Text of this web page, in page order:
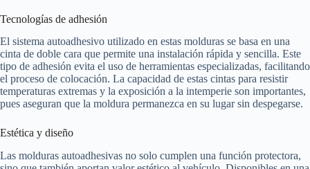
Tecnologías de adhesión
El sistema autoadhesivo utilizado en estas molduras se basa en una
cinta de doble cara que permite una instalación rápida y sencilla. Este
tipo de adhesión evita el uso de herramientas especializadas, facilitando
el proceso de colocación. La capacidad de estas cintas para resistir
temperaturas extremas y la exposición a la intemperie son importantes,
pues aseguran que la moldura permanezca en su lugar sin despegarse.
Estética y diseño
Las molduras autoadhesivas no solo cumplen una función protectora,